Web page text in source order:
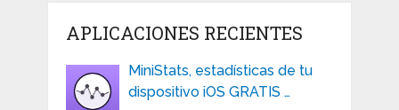
APLICACIONES RECIENTES
MiniStats, estadísticas de tu
dispositivo iOS GRATIS …